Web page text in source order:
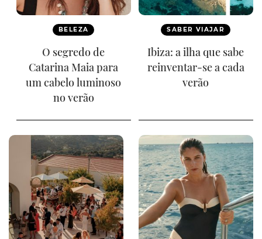
BELEZA
O segredo de
Catarina Maia para
um cabelo luminoso
no verão
SABER VIAJAR
Ibiza: a ilha que sabe
reinventar-se a cada
verão